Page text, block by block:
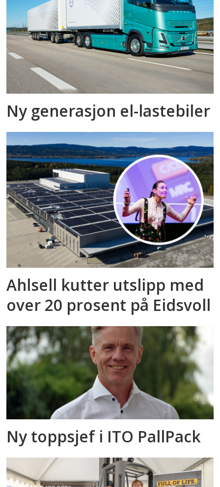
Ny generasjon el-lastebiler
Ahlsell kutter utslipp med
over 20 prosent på Eidsvoll
Ny toppsjef i ITO PallPack